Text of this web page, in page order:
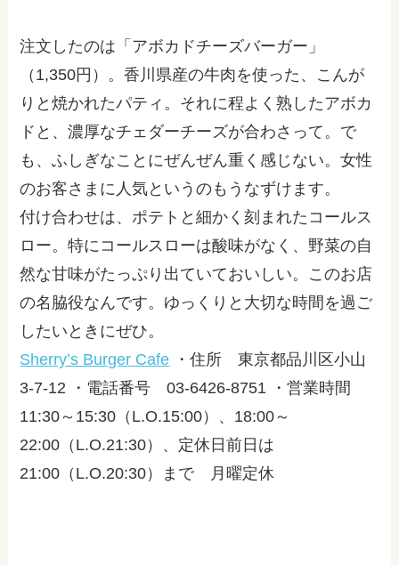
注文したのは「アボカドチーズバーガー」
（1,350円）。香川県産の牛肉を使った、こんが
りと焼かれたパティ。それに程よく熟したアボカ
ドと、濃厚なチェダーチーズが合わさって。で
も、ふしぎなことにぜんぜん重く感じない。女性
のお客さまに人気というのもうなずけます。
付け合わせは、ポテトと細かく刻まれたコールス
ロー。特にコールスローは酸味がなく、野菜の自
然な甘味がたっぷり出ていておいしい。このお店
の名脇役なんです。ゆっくりと大切な時間を過ご
したいときにぜひ。
Sherry’s Burger Cafe ・住所 東京都品川区小山
3-7-12 ・電話番号 03-6426-8751 ・営業時間
11:30～15:30（L.O.15:00）、18:00～
22:00（L.O.21:30）、定休日前日は
21:00（L.O.20:30）まで 月曜定休